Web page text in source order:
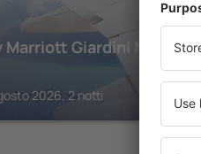
Marriott Giardini Naxos
2026, 2 notti